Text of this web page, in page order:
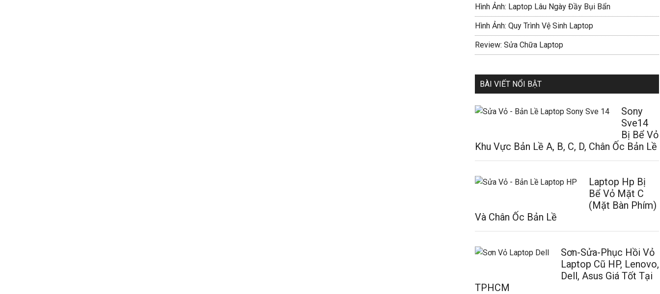
Hình Ảnh: Laptop Lâu Ngày Đầy Bụi Bẩn
Hình Ảnh: Quy Trình Vệ Sinh Laptop
Review: Sửa Chữa Laptop
BÀI VIẾT NỔI BẬT
Sony
Sve14
Bị Bể Vỏ
Khu Vực Bản Lề A, B, C, D, Chân Ốc Bản Lề
Laptop Hp Bị
Bể Vỏ Mặt C
(Mặt Bàn Phím)
Và Chân Ốc Bản Lề
Sơn-Sửa-Phục Hồi Vỏ
Laptop Cũ HP, Lenovo,
Dell, Asus Giá Tốt Tại
TPHCM